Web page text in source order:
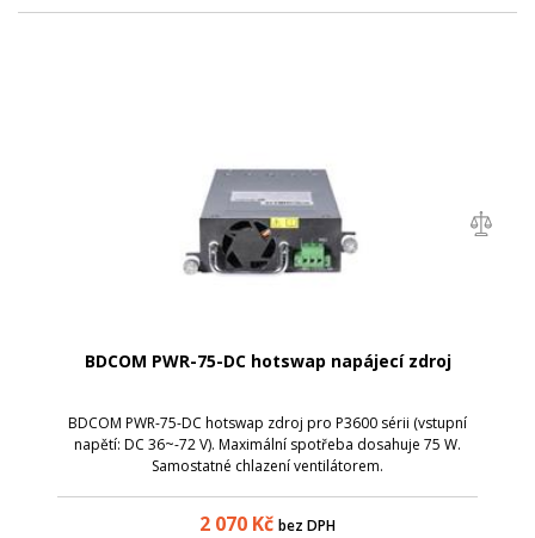
BDCOM PWR-75-DC hotswap napájecí zdroj
BDCOM PWR-75-DC hotswap zdroj pro P3600 sérii (vstupní
napětí: DC 36~-72 V). Maximální spotřeba dosahuje 75 W.
Samostatné chlazení ventilátorem.
2 070 Kč bez DPH